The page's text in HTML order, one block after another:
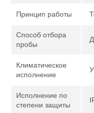
Принцип работы
Способ отбора
пробы
Климатическое
исполнение
Исполнение по
степени защиты